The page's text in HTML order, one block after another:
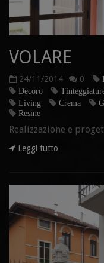
VOLARE
24/11/2014 0
Decoro
Living
Crema
Resine
Realizzazione e
Leggi tutto